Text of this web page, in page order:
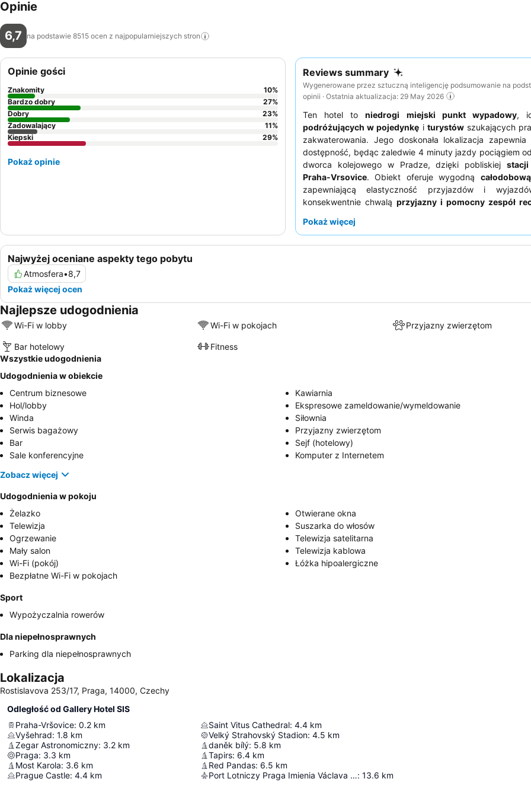
Opinie
6,7 na podstawie 8515 ocen z najpopularniejszych stron
Reviews summary
Wygenerowane przez sztuczną inteligencję podsumowanie na
opinii · Ostatnia aktualizacja: 29 May 2026
Ten hotel toniedrogi miejski punkt wypadowy,
podróżujących w pojedynkę i turystówszukających
zakwaterowania. Jego doskonała lokalizacja zapewnia
dostępność, będąc zaledwie 4 minuty jazdy pociągiem
dworca kolejowego w Pradze, dzięki pobliskiej
Praha-Vrsovice. Obiekt oferuje wygodną
zapewniającą elastyczność przyjazdów i
konsekwentnie chwalą przyjazny i pomocny zespół
zapewnić sobie spokojniejszy pobyt, goście powinni
Pokaż więcej
Najwyżej oceniane aspekty tego pobytu
Atmosfera•8,7
Pokaż więcej ocen
Opinie gości
Znakomity 10%
Bardzo dobry
27%
Dobry
23%
Zadowalający
11%
Kiepski
29%
Pokaż opinie
Najlepsze udogodnienia
Wi-Fi w lobby Wi-Fi w pokojach Przyjazny zwierzętom
Bar hotelowy
Fitness
Wszystkie udogodnienia
Udogodnienia w obiekcie
Centrum biznesowe
Kawiarnia
Hol/lobby
Ekspresowe zameldowanie/wymeldowanie
Winda
Siłownia
Serwis bagażowy
Przyjazny zwierzętom
Bar
Sejf (hotelowy)
Sale konferencyjne
Komputer z Internetem
Zobacz więcej
Udogodnienia w pokoju
Żelazko
Otwierane okna
Telewizja
Suszarka do włosów
Ogrzewanie
Telewizja satelitarna
Mały salon
Telewizja kablowa
Wi-Fi (pokój)
Łóżka hipoalergiczne
Bezpłatne Wi-Fi w pokojach
Sport
Wypożyczalnia rowerów
Dla niepełnosprawnych
Parking dla niepełnosprawnych
Lokalizacja
Rostislavova 253/17, Praga, 14000, Czechy
Odległość od Gallery Hotel SIS
Praha-Vršovice: 0.2 km
Vyšehrad: 1.8 km
Zegar Astronomiczny: 3.2 km
Praga: 3.3 km
Most Karola: 3.6 km
Prague Castle: 4.4 km
Saint Vitus Cathedral: 4.4 km
Velký Strahovský Stadion: 4.5 km
daněk bílý: 5.8 km
Tapirs: 6.4 km
Red Pandas: 6.5 km
Port Lotniczy Praga Imienia Václava Havla: 13.6 km